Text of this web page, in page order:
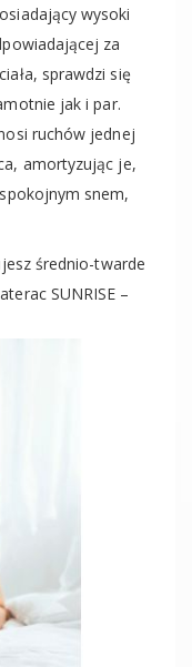
wysoki
za
sprawdzi się
jak i par.
ruchów jednej
amortyzując je,
snem,
średnio-twarde
SUNRISE –